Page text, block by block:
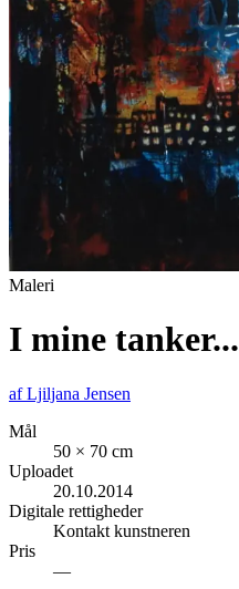
Maleri
I mine tanker...
afLjiljana Jensen
Mål
50 × 70 cm
Uploadet
20.10.2014
Digitale rettigheder
Kontakt kunstneren
Pris
—